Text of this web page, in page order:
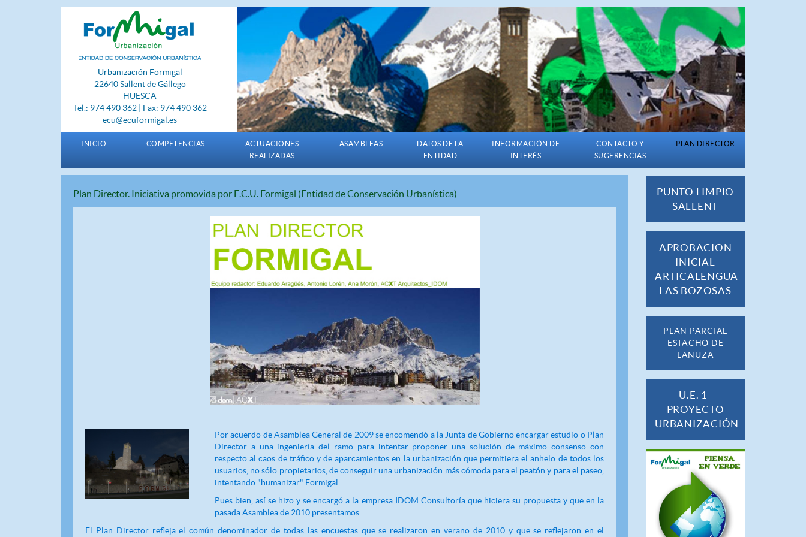
Urbanización Formigal
22640 Sallent de Gállego
HUESCA
Tel.: 974 490 362 | Fax: 974 490 362
ecu@ecuformigal.es
INICIO COMPETENCIAS
ACTUACIONES
REALIZADAS
ASAMBLEAS
DATOS DE LA
ENTIDAD
INFORMACIÓN DE
INTERÉS
CONTACTO Y
SUGERENCIAS
PLAN DIRECTOR
Plan Director. Iniciativa promovida por E.C.U. Formigal (Entidad de Conservación Urbanística)
Por acuerdo de Asamblea General de 2009 se encomendó a la Junta de Gobierno encargar estudio o Plan
Director a una ingeniería del ramo para intentar proponer una solución de máximo consenso con
respecto al caos de tráfico y de aparcamientos en la urbanización que permitiera el anhelo de todos los
usuarios, no sólo propietarios, de conseguir una urbanización más cómoda para el peatón y para el paseo,
intentando "humanizar" Formigal.
Pues bien, así se hizo y se encargó a la empresa IDOM Consultoría que hiciera su propuesta y que en la
pasada Asamblea de 2010 presentamos.
El Plan Director refleja el común denominador de todas las encuestas que se realizaron en verano de 2010 y que se reflejaron en el
PUNTO LIMPIO
SALLENT
APROBACION
INICIAL
ARTICALENGUA-
LAS BOZOSAS
PLAN PARCIAL
ESTACHO DE
LANUZA
U.E. 1-
PROYECTO
URBANIZACIÓN